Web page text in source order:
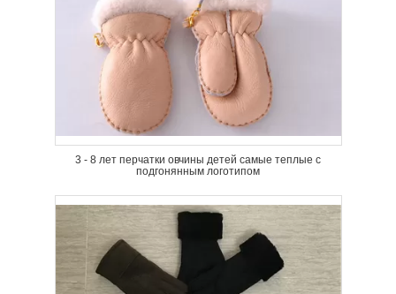
3 - 8 лет перчатки овчины детей самые теплые с
подгонянным логотипом